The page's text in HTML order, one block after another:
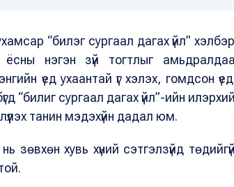
“билэг сургаал дагах үйл”
нэгэн зүй тогтлыг
үед ухаантай үг хэлэх, гомдсон
“билиг сургаал дагах үйл”-ийн
танин мэдэхүйн дадал юм.
зөвхөн хувь хүний сэтгэлзүйд